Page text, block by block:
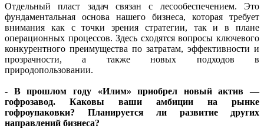
Отдельный пласт задач связан с лесообеспечением. Это
фундаментальная основа нашего бизнеса, которая требует
внимания как с точки зрения стратегии, так и в плане
операционных процессов. Здесь сходятся вопросы ключевого
конкурентного преимущества по затратам, эффективности и
прозрачности, а также новых подходов в
природопользовании.
- В прошлом году «Илим» приобрел новый актив —
гофрозавод. Каковы ваши амбиции на рынке
гофроупаковки? Планируется ли развитие других
направлений бизнеса?